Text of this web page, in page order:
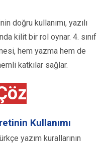
doğru kullanımı, yazılı
kilit bir rol oynar. 4. sınıf
hem yazma hem de
katkılar sağlar.
Kullanımı
yazım kurallarının